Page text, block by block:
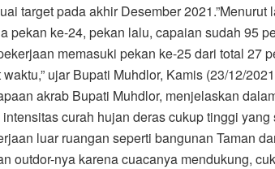
target pada akhir Desember
pekan ke-24, pekan lalu, capaian sudah 95
memasuki pekan ke-25 dari total 27
ujar Bupati Muhdlor, Kamis (23/12/
akrab Bupati Muhdlor, menjelaskan
curah hujan deras cukup tinggi
luar ruangan seperti bangunan Taman
outdor-nya karena cuacanya mendukung,